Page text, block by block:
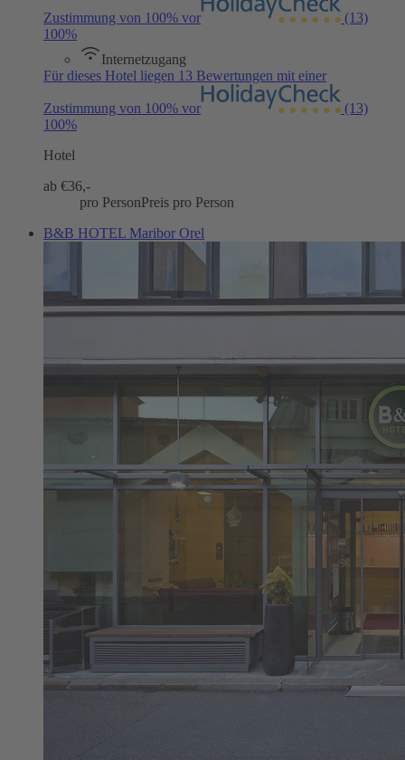
Zustimmung von 100% vor
(13)
100%
Internetzugang
Für dieses Hotel liegen 13 Bewertungen mit einer
Zustimmung von 100% vor
(13)
100%
Hotel
ab €36,-
pro PersonPreis pro Person
B&B HOTEL Maribor Orel